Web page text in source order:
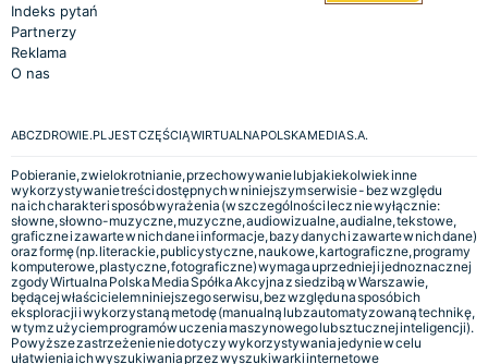
Indeks pytań
Partnerzy
Reklama
O nas
ABCZDROWIE.PL JEST CZĘŚCIĄ WIRTUALNA POLSKA MEDIA S.A.
Pobieranie, zwielokrotnianie, przechowywanie lub jakiekolwiek inne
wykorzystywanie treści dostępnych w niniejszym serwisie - bez względu
na ich charakter i sposób wyrażenia (w szczególności lecz nie wyłącznie:
słowne, słowno-muzyczne, muzyczne, audiowizualne, audialne, tekstowe,
graficzne i zawarte w nich dane i informacje, bazy danych i zawarte w nich dane)
oraz formę (np. literackie, publicystyczne, naukowe, kartograficzne, programy
komputerowe, plastyczne, fotograficzne) wymaga uprzedniej i jednoznacznej
zgody Wirtualna Polska Media Spółka Akcyjna z siedzibą w Warszawie,
będącej właścicielem niniejszego serwisu, bez względu na sposób ich
eksploracji i wykorzystaną metodę (manualną lub zautomatyzowaną technikę,
w tym z użyciem programów uczenia maszynowego lub sztucznej inteligencji).
Powyższe zastrzeżenie nie dotyczy wykorzystywania jedynie w celu
ułatwienia ich wyszukiwania przez wyszukiwarki internetowe